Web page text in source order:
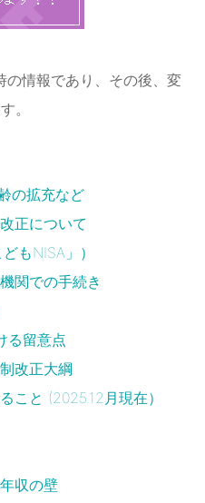
の情報であり、その後、変
。
の拡充など
正について
もNISA」）
関での手続き
る留意点
改正大綱
こと (2025.12月現在）
収の壁